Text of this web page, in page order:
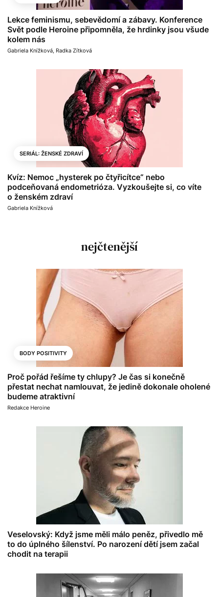
Lekce feminismu, sebevědomí a zábavy. Konference
Svět podle Heroine připomněla, že hrdinky jsou všude
kolem nás
Gabriela Knížková, Radka Zítková
SERIÁL: ŽENSKÉ ZDRAVÍ
Kvíz: Nemoc „hysterek po čtyřicítce“ nebo
podceňovaná endometrióza. Vyzkoušejte si, co víte
o ženském zdraví
Gabriela Knížková
nejčtenější
BODY POSITIVITY
Proč pořád řešíme ty chlupy? Je čas si konečně
přestat nechat namlouvat, že jedině dokonale oholené
budeme atraktivní
Redakce Heroine
Veselovský: Když jsme měli málo peněz, přivedlo mě
to do úplného šílenství. Po narození dětí jsem začal
chodit na terapii